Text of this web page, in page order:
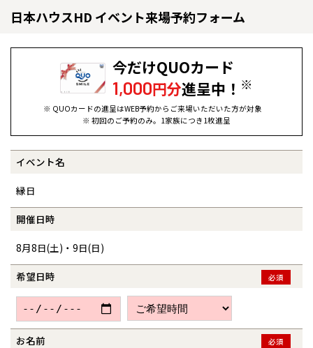
日本ハウスHD イベント来場予約フォーム
今だけQUOカード
1,000円分進呈中！ ※
※ QUOカードの進呈はWEB予約からご来場いただいた方が対象
※ 初回のご予約のみ。1家族につき1枚進呈
イベント名
縁日
開催日時
8月8日(土)・9日(日)
希望日時 必須
お名前 必須
全国の展示場
北海道
札幌
道央
道北
東北
青森
秋田
甲信越・北陸
新潟
関東
お近くのイベント
北海道
札幌
小樽
苫小牧千歳
小樽
道北
東北
青森県
青森
秋田県
秋田
甲信越・北陸
新潟県
新潟
長岡
関東